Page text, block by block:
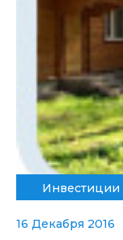
Инвестиции
16 Декабря 2016